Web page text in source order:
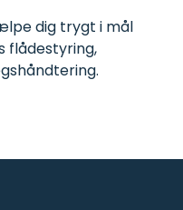
dig trygt i mål
flådestyring,